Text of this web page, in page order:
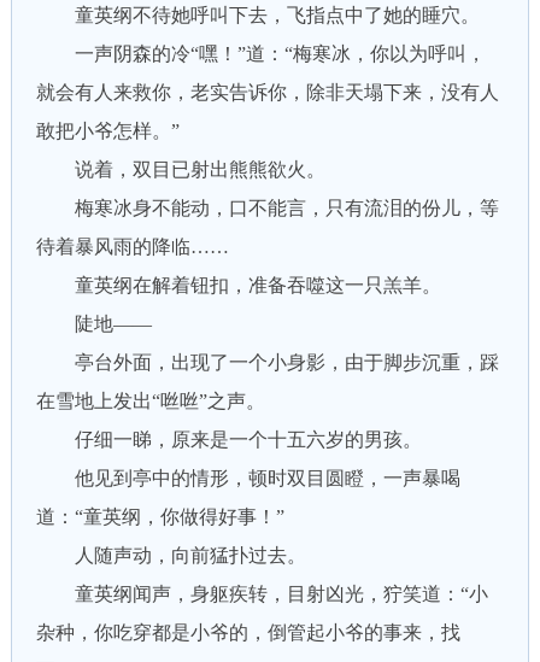
童英纲不待她呼叫下去，飞指点中了她的睡穴。
一声阴森的冷“嘿！”道：“梅寒冰，你以为呼叫，
就会有人来救你，老实告诉你，除非天塌下来，没有人
敢把小爷怎样。”
说着，双目已射出熊熊欲火。
梅寒冰身不能动，口不能言，只有流泪的份儿，等
待着暴风雨的降临……
童英纲在解着钮扣，准备吞噬这一只羔羊。
陡地——
亭台外面，出现了一个小身影，由于脚步沉重，踩
在雪地上发出“咝咝”之声。
仔细一睇，原来是一个十五六岁的男孩。
他见到亭中的情形，顿时双目圆瞪，一声暴喝
道：“童英纲，你做得好事！”
人随声动，向前猛扑过去。
童英纲闻声，身躯疾转，目射凶光，狞笑道：“小
杂种，你吃穿都是小爷的，倒管起小爷的事来，找